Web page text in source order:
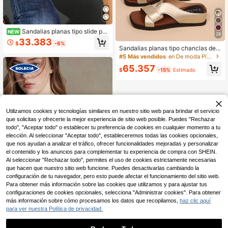
NEW Sandalias planas tipo slide par
a mujer con decoración cuadrada d
e metal, strass y purpurina, tira anc
ta abierta
$33.383 -6%
15
Ahorro de $14.953
#SandaliasDiarias
Solecia Sandalias planas de playa
28
Sandalias planas tipo chanclas de
mujer para verano, nuevas, multicol
de suela blanda, casuales para play
#5 Más vendidos en De moda Plataformas y sandalias de cuña para mu
$65.357 -15% Estimado
Utilizamos cookies y tecnologías similares en nuestro sitio web para brindar el servicio
que solicitas y ofrecerte la mejor experiencia de sitio web posible. Puedes "Rechazar
todo", "Aceptar todo" o establecer tu preferencia de cookies en cualquier momento a tu
elección. Al seleccionar "Aceptar todo", estableceremos todas las cookies opcionales,
que nos ayudan a analizar el tráfico, ofrecer funcionalidades mejoradas y personalizar
el contenido y los anuncios para complementar tu experiencia de compra con SHEIN.
Al seleccionar "Rechazar todo", permites el uso de cookies estrictamente necesarias
que hacen que nuestro sitio web funcione. Puedes desactivarlas cambiando la
configuración de tu navegador, pero esto puede afectar el funcionamiento del sitio web.
Para obtener más información sobre las cookies que utilizamos y para ajustar tus
configuraciones de cookies opcionales, selecciona "Administrar cookies". Para obtener
más información sobre cómo procesamos los datos que recopilamos, haz clic aquí
para ver nuestra Política de privacidad.